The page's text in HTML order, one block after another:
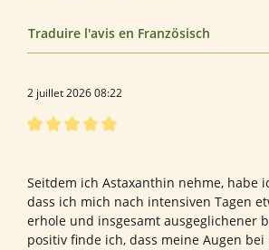
Traduire l'avis en Französisch
2 juillet 2026 08:22
Seitdem ich Astaxanthin nehme, habe
dass ich mich nach intensiven Tagen
erhole und insgesamt ausgeglichener
positiv finde ich, dass meine Augen bei